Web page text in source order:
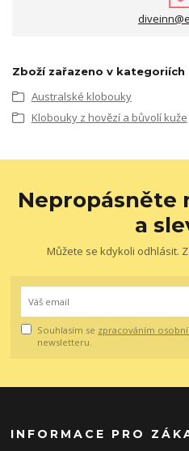
Zboží zařazeno v kategoriích
Australské klobouky
Klobouky z hovězí a bůvolí kuže
Nepropásněte
a
Můžete se kdykoli odhlásit.
Souhlasím se zpracováním
newsletteru.
INFORMACE PRO